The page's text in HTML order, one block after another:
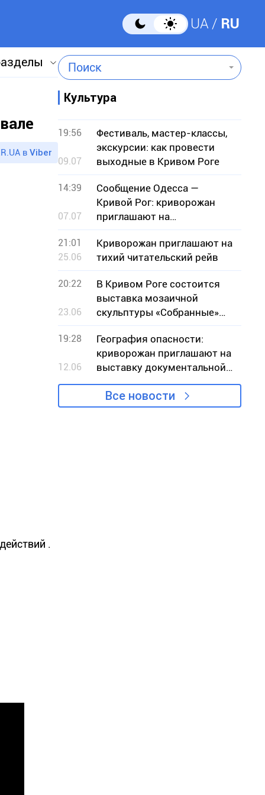
UA RU
Поиск
в Viber
.
Культура
19:56
09.07
Фестиваль, мастер-классы,
экскурсии: как провести
выходные в Кривом Роге
14:39
07.07
Сообщение Одесса —
Кривой Рог: криворожан
приглашают на
музыкальный вечер с
гостями из Одессы
21:01
25.06
Криворожан приглашают на
тихий читательский рейв
20:22
23.06
В Кривом Роге состоится
выставка мозаичной
скульптуры «Собранные»
местной художницы Ольги
Марченко
19:28
12.06
География опасности:
криворожан приглашают на
выставку документальной
фотографии
Все новости